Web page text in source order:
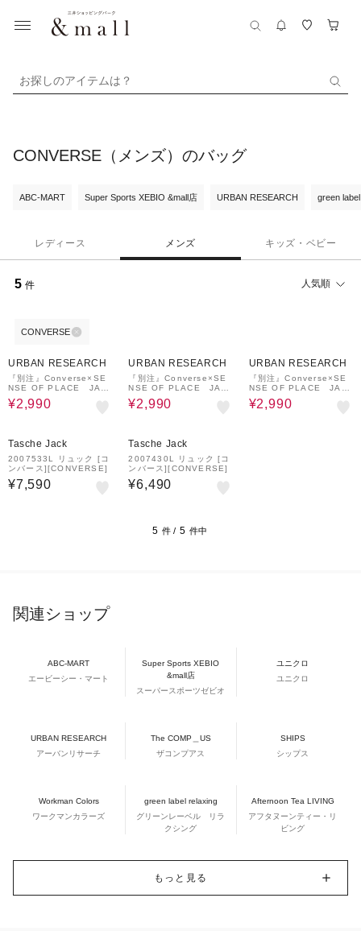
お探しのアイテムは？
CONVERSE（メンズ）のバッグ
ABC-MART Super Sports XEBIO &mall店 URBAN RESEARCH green
レディース メンズ キッズ・ベビー
5 件 人気順
CONVERSE
URBAN RESEARCH
『別注』Converse×SE
NSE OF PLACE JAC
KPURCELLショルダー
バック
¥2,990
URBAN RESEARCH
『別注』Converse×SE
NSE OF PLACE JAC
KPURCELLショルダー
バック
¥2,990
URBAN RESEARCH
『別注』Converse×SE
NSE OF PLACE JAC
KPURCELLショルダー
バック
¥2,990
Tasche Jack
2007533L リュック [コ
ンバース][CONVERSE]
¥7,590
Tasche Jack
2007430L リュック [コ
ンバース][CONVERSE]
¥6,490
5 件 / 5 件中
関連ショップ
ABC-MART
エービーシー・マート
Super Sports XEBIO
&mall店
スーパースポーツゼビオ
ユニクロ
ユニクロ
URBAN RESEARCH
アーバンリサーチ
The COMP＿US
ザコンプアス
SHIPS
シップス
Workman Colors
ワークマンカラーズ
green label relaxing
グリーンレーベル リラ
クシング
Afternoon Tea LIVING
アフタヌーンティー・リ
ビング
もっと見る